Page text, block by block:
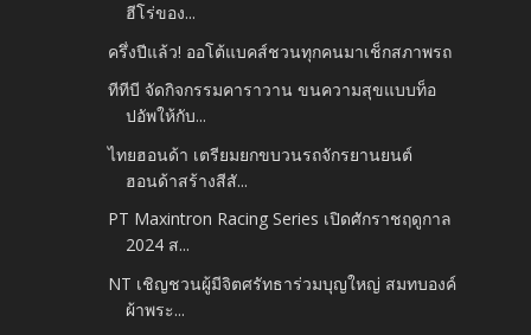
ฮีโร่ของ...
ครึ่งปีแล้ว! ออโต้แบคส์ชวนทุกคนมาเช็กสภาพรถ
ทีทีบี จัดกิจกรรมคาราวาน ขนความสุขแบบท็อ
ปอัพให้กับ...
ไทยฮอนด้า เตรียมยกขบวนรถจักรยานยนต์
ฮอนด้าสร้างสีสั...
PT Maxintron Racing Series เปิดศักราชฤดูกาล
2024 ส...
NT เชิญชวนผู้มีจิตศรัทธาร่วมบุญใหญ่ สมทบองค์
ผ้าพระ...